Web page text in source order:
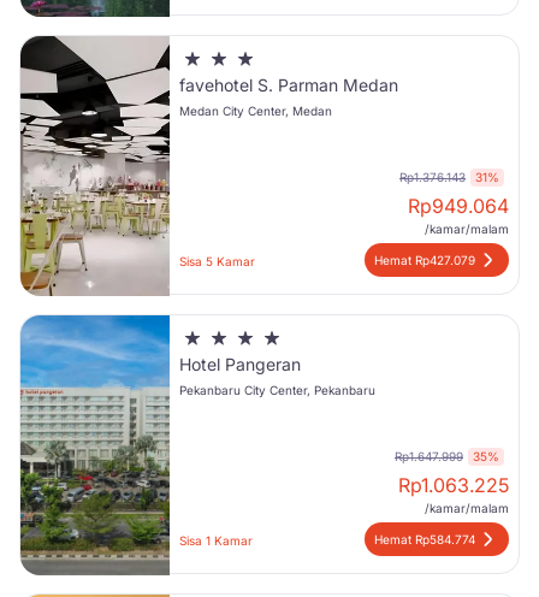
favehotel S. Parman Medan
Medan City Center, Medan
Rp1.376.143 31%
Rp949.064
/kamar/malam
Sisa 5 Kamar Hemat Rp427.079
Hotel Pangeran
Pekanbaru City Center, Pekanbaru
Rp1.647.999 35%
Rp1.063.225
/kamar/malam
Sisa 1 Kamar Hemat Rp584.774